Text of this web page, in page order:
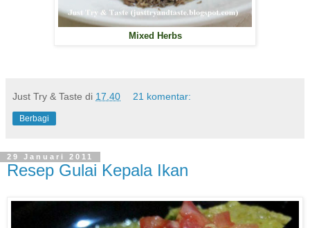
Mixed Herbs
Just Try & Taste di 17.40 21 komentar:
Berbagi
29 Januari 2011
Resep Gulai Kepala Ikan